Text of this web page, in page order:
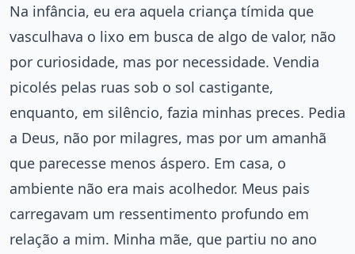
Na infância, eu era aquela criança tímida que
vasculhava o lixo em busca de algo de valor, não
por curiosidade, mas por necessidade. Vendia
picolés pelas ruas sob o sol castigante,
enquanto, em silêncio, fazia minhas preces. Pedia
a Deus, não por milagres, mas por um amanhã
que parecesse menos áspero. Em casa, o
ambiente não era mais acolhedor. Meus pais
carregavam um ressentimento profundo em
relação a mim. Minha mãe, que partiu no ano